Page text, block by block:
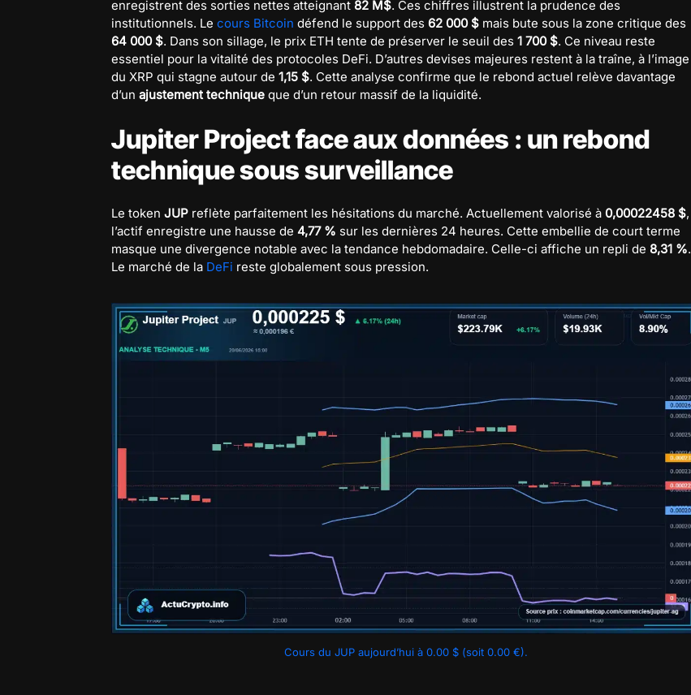
enregistrent des sorties nettes atteignant 82 M$. Ces chiffres illustrent la prudence des
institutionnels. Le cours Bitcoin défend le support des 62 000 $ mais bute sous la zone critique des
64 000 $. Dans son sillage, le prix ETH tente de préserver le seuil des 1 700 $. Ce niveau reste
essentiel pour la vitalité des protocoles DeFi. D’autres devises majeures restent à la traîne, à l’image
du XRP qui stagne autour de 1,15 $. Cette analyse confirme que le rebond actuel relève davantage
d’un ajustement technique que d’un retour massif de la liquidité.
Jupiter Project face aux données : un rebond
technique sous surveillance
Le token JUP reflète parfaitement les hésitations du marché. Actuellement valorisé à 0,00022458 $,
l’actif enregistre une hausse de 4,77 % sur les dernières 24 heures. Cette embellie de court terme
masque une divergence notable avec la tendance hebdomadaire. Celle-ci affiche un repli de 8,31 %.
Le marché de la DeFi reste globalement sous pression.
Cours du JUP aujourd’hui à 0.00 $ (soit 0.00 €).